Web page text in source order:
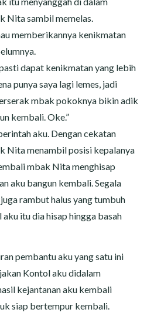
Nita sambil memelas.
memberikannya kenikmatan
dapat kenikmatan yang lebih
punya saya lagi lemes, jadi
mbak pokoknya bikin adik
kembali. Oke.”
aku. Dengan cekatan
Nita menambil posisi kepalanya
mbak Nita menghisap
aku bangun kembali. Segala
rambut halus yang tumbuh
itu dia hisap hingga basah
pembantu aku yang satu ini
Kontol aku didalam
kejantanan aku kembali
siap bertempur kembali.